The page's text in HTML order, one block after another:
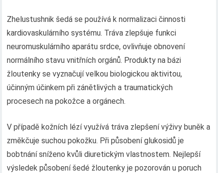
Zhelustushnik šedá se používá k normalizaci činnosti
kardiovaskulárního systému. Tráva zlepšuje funkci
neuromuskulárního aparátu srdce, ovlivňuje obnovení
normálního stavu vnitřních orgánů. Produkty na bázi
žloutenky se vyznačují velkou biologickou aktivitou,
účinným účinkem při zánětlivých a traumatických
procesech na pokožce a orgánech.
V případě kožních lézí využívá tráva zlepšení výživy buněk a
změkčuje suchou pokožku. Při působení glukosidů je
bobtnání sníženo kvůli diuretickým vlastnostem. Nejlepší
výsledek působení šedé žloutenky je pozorován u poruch